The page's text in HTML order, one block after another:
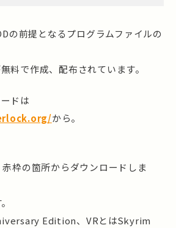
の前提となるプログラムファイルの
料で作成、配布されています。
ドは
から。
枠の箇所からダウンロードしま
Edition、VRとはSkyrim